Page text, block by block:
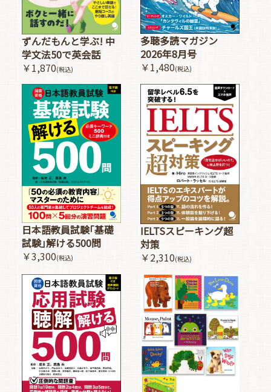
ずんだもんと学ぶ! 中
学文法50で英会話
￥1,870(税込)
多聴多読マガジン
2026年8月号
￥1,480(税込)
日本語教員試験｢基礎
試験｣解ける500問
￥3,300(税込)
IELTSスピーキング超
対策
￥2,310(税込)